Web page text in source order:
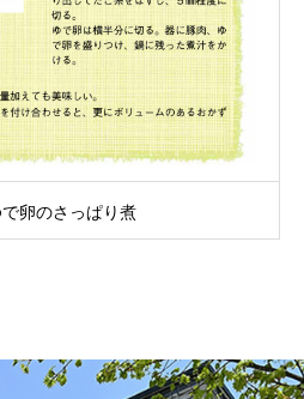
卵のさっぱり煮